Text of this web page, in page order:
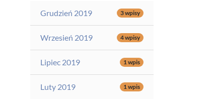
Grudzień 2019
3 wpisy
Wrzesień 2019 4 wpisy
Lipiec 2019 1 wpis
Luty 2019 1 wpis